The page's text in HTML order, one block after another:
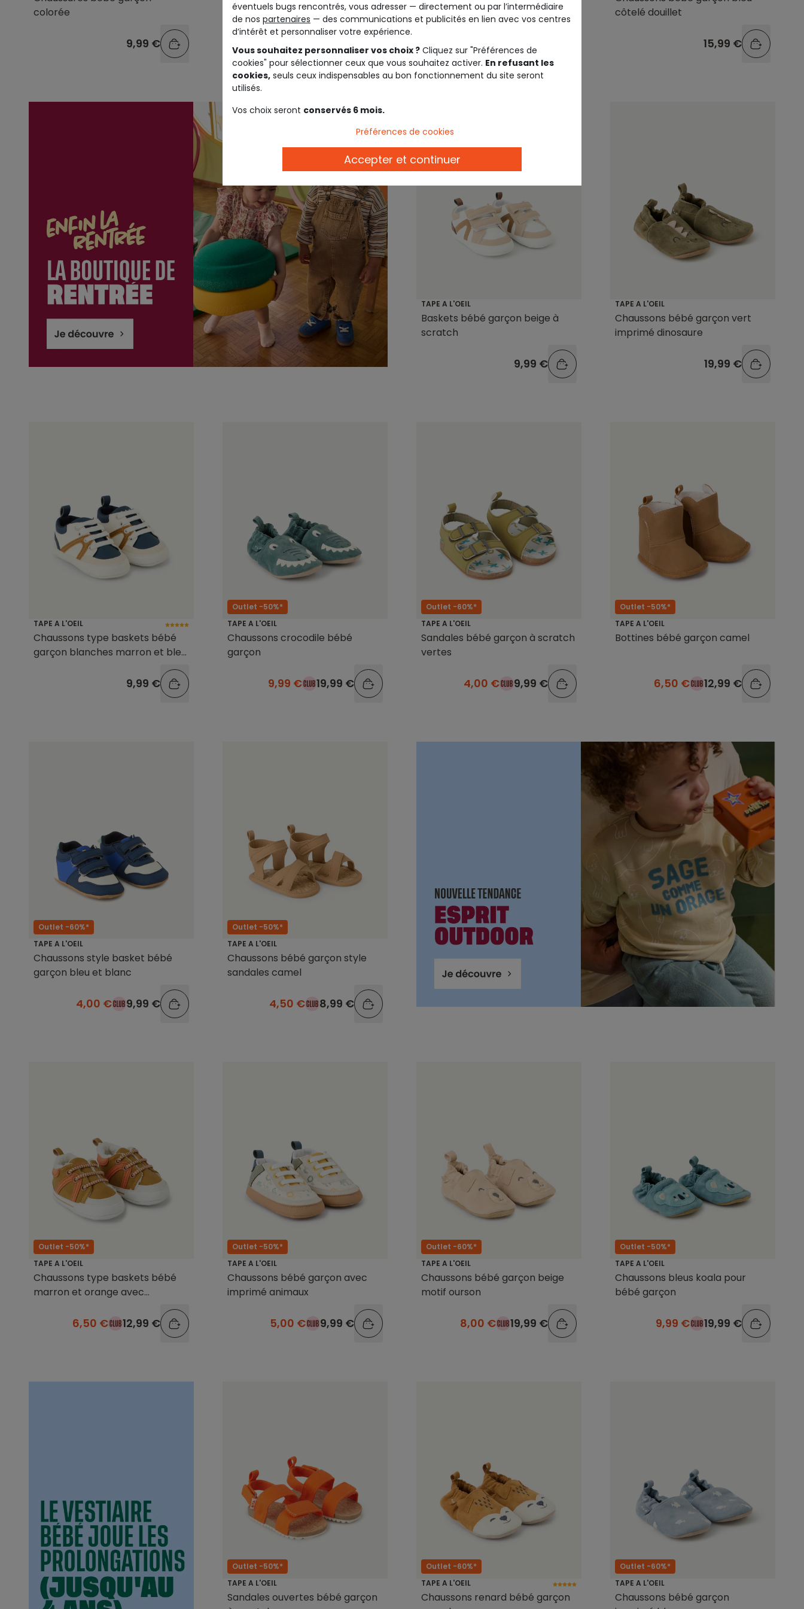
colorée
9,99 €
motif chien marron
19,99 €
motif renard
19,99 €
côtelé douillet
15,99 €
TAPE A L'OEIL
Baskets bébé garçon beige à
scratch
9,99 €
TAPE A L'OEIL
Chaussons bébé garçon vert
imprimé dinosaure
19,99 €
TAPE A L'OEIL
Chaussons type baskets bébé
garçon blanches marron et bleu
9,99 €
Outlet -50%*
TAPE A L'OEIL
Chaussons crocodile bébé
garçon
9,99 € 19,99 €
Outlet -60%*
TAPE A L'OEIL
Sandales bébé garçon à scratch
vertes
4,00 € 9,99 €
Outlet -50%*
TAPE A L'OEIL
Bottines bébé garçon camel
6,50 € 12,99 €
Outlet -60%*
TAPE A L'OEIL
Chaussons style basket bébé
garçon bleu et blanc
4,00 € 9,99 €
Outlet -50%*
TAPE A L'OEIL
Chaussons bébé garçon style
sandales camel
4,50 € 8,99 €
Outlet -50%*
TAPE A L'OEIL
Chaussons type baskets bébé
marron et orange avec
6,50 € 12,99 €
Outlet -50%*
TAPE A L'OEIL
Chaussons bébé garçon avec
imprimé animaux
5,00 € 9,99 €
Outlet -60%*
TAPE A L'OEIL
Chaussons bébé garçon beige
motif ourson
8,00 € 19,99 €
Outlet -50%*
TAPE A L'OEIL
Chaussons bleus koala pour
bébé garçon
9,99 € 19,99 €
Outlet -50%*
TAPE A L'OEIL
Sandales ouvertes bébé garçon
Outlet -60%*
TAPE A L'OEIL
Chaussons renard bébé garçon
Outlet -60%*
TAPE A L'OEIL
Chaussons bébé garçon
éventuels bugs rencontrés, vous adresser — directement ou par l’intermédiaire
de nos partenaires — des communications et publicités en lien avec vos centres
d’intérêt et personnaliser votre expérience.
Vous souhaitez personnaliser vos choix ? Cliquez sur "Préférences de
cookies" pour sélectionner ceux que vous souhaitez activer. En refusant les
cookies, seuls ceux indispensables au bon fonctionnement du site seront
utilisés.
Vos choix seront conservés 6 mois.
Préférences de cookies
Accepter et continuer